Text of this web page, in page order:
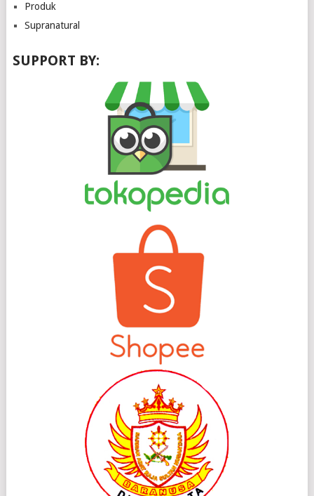
Produk
Supranatural
SUPPORT BY: